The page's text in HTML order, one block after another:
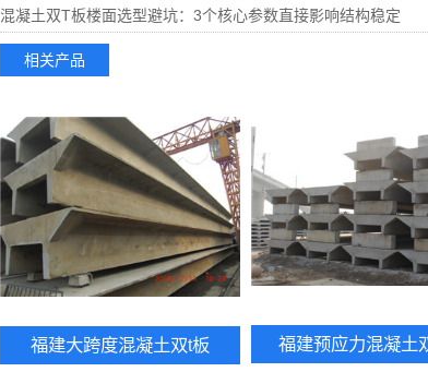
混凝土双T板楼面选型避坑：3个核心参数直接影响结构稳定
相关产品
福建大跨度混凝土双t板 福建预应力混凝土